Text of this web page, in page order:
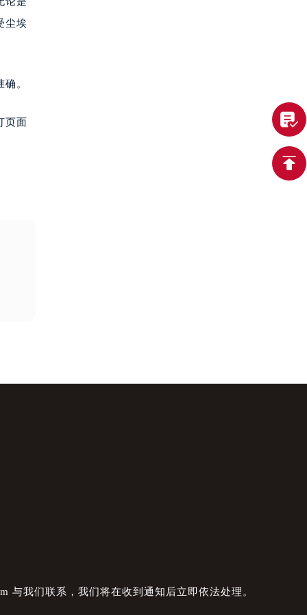
尘埃
。
页面
与我们联系，我们将在收到通知后立即依法处理。